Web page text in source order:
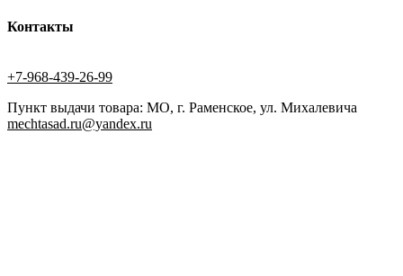
Контакты
+7-968-439-26-99
Пункт выдачи товара: МО, г. Раменское, ул. Михалевича
mechtasad.ru@yandex.ru